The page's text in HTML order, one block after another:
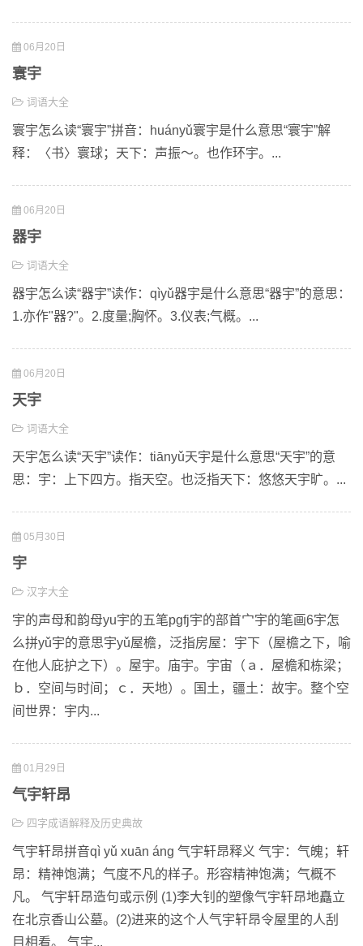
06月20日
寰宇
词语大全
寰宇怎么读“寰宇”拼音：huányǔ寰宇是什么意思“寰宇”解
释：〈书〉寰球；天下：声振～。也作环宇。...
06月20日
器宇
词语大全
器宇怎么读“器宇”读作：qìyǔ器宇是什么意思“器宇”的意思：
1.亦作"器?"。2.度量;胸怀。3.仪表;气概。...
06月20日
天宇
词语大全
天宇怎么读“天宇”读作：tiānyǔ天宇是什么意思“天宇”的意
思：宇：上下四方。指天空。也泛指天下：悠悠天宇旷。...
05月30日
宇
汉字大全
宇的声母和韵母yu宇的五笔pgfj宇的部首宀宇的笔画6宇怎
么拼yǔ宇的意思宇yǔ屋檐，泛指房屋：宇下（屋檐之下，喻
在他人庇护之下）。屋宇。庙宇。宇宙（ａ．屋檐和栋梁；
ｂ．空间与时间；ｃ．天地）。国土，疆土：故宇。整个空
间世界：宇内...
01月29日
气宇轩昂
四字成语解释及历史典故
气宇轩昂拼音qì yǔ xuān áng 气宇轩昂释义 气宇：气魄；轩
昂：精神饱满；气度不凡的样子。形容精神饱满；气概不
凡。 气宇轩昂造句或示例 (1)李大钊的塑像气宇轩昂地矗立
在北京香山公墓。(2)进来的这个人气宇轩昂令屋里的人刮
目相看。 气宇...